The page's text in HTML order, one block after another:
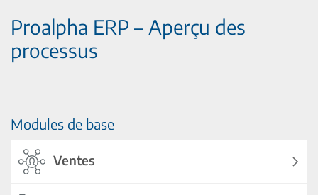
Proalpha ERP – Aperçu des
processus
Modules de base
Ventes